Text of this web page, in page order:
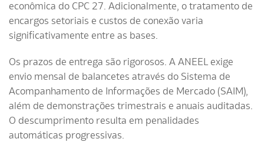
econômica do CPC 27. Adicionalmente, o tratamento de
encargos setoriais e custos de conexão varia
significativamente entre as bases.
Os prazos de entrega são rigorosos. A ANEEL exige
envio mensal de balancetes através do Sistema de
Acompanhamento de Informações de Mercado (SAIM),
além de demonstrações trimestrais e anuais auditadas.
O descumprimento resulta em penalidades
automáticas progressivas.